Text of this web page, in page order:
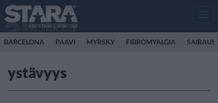
BARCELONA PAAVI MYRSKY FIBROMYALGIA SAIRAUS
ystävyys